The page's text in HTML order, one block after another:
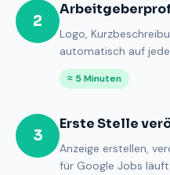
2
Logo,
automatisch auf
≈ 5 Minuten
3
Erste Stelle
Anzeige erstellen,
für Google Jobs